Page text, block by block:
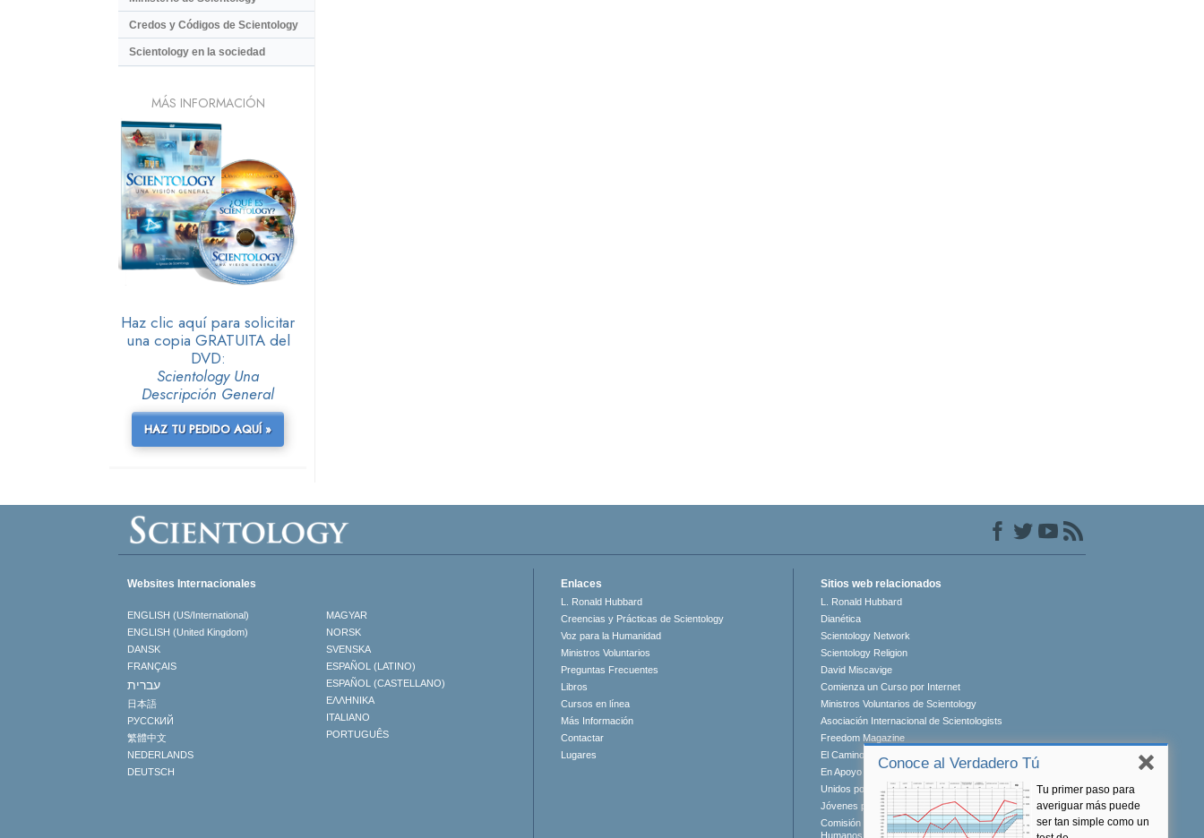
Credos y Códigos de Scientology
Scientology en la sociedad
MÁS INFORMACIÓN
Haz clic aquí para solicitar
una copia GRATUITA del
DVD:
Scientology Una
Descripción General
HAZ TU PEDIDO AQUÍ »
Conoce al Verdadero Tú
Tu primer paso para
averiguar más puede
ser tan simple como un
Websites Internacionales
ENGLISH (US/International)
ENGLISH (United Kingdom)
DANSK
FRANÇAIS
עברית
日本語
РУССКИЙ
繁體中文
NEDERLANDS
DEUTSCH
MAGYAR
NORSK
SVENSKA
ESPAÑOL (LATINO)
ESPAÑOL (CASTELLANO)
ΕΛΛΗΝΙΚA
ITALIANO
PORTUGUÊS
Enlaces
L. Ronald Hubbard
Creencias y Prácticas de Scientology
Voz para la Humanidad
Ministros Voluntarios
Preguntas Frecuentes
Libros
Cursos en línea
Más Información
Contactar
Lugares
Sitios web relacionados
L. Ronald Hubbard
Dianética
Scientology Network
Scientology Religion
David Miscavige
Comienza un Curso por Internet
Ministros Voluntarios de Scientology
Asociación Internacional de Scientologists
Freedom Magazine
El Camino a la Felicidad
En Apoyo de Un Mundo Sin Drogas
Unidos por los Derechos Humanos
Jóvenes por los Derechos Humanos
Comisión de Ciudadanos por los Derechos
Humanos